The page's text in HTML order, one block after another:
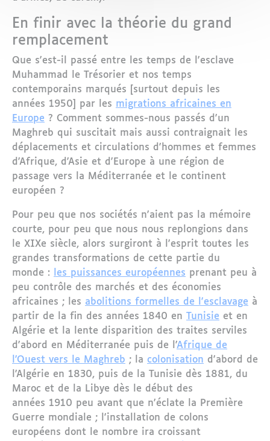
En finir avec la théorie du grand
remplacement
Que s'est-il passé entre les temps de l'esclave
Muhammad le Trésorier et nos temps
contemporains marqués [surtout depuis les
années 1950] par les migrations africaines en
Europe ? Comment sommes-nous passés d'un
Maghreb qui suscitait mais aussi contraignait les
déplacements et circulations d'hommes et femmes
d'Afrique, d'Asie et d'Europe à une région de
passage vers la Méditerranée et le continent
européen ?
Pour peu que nos sociétés n'aient pas la mémoire
courte, pour peu que nous nous replongions dans
le XIXe siècle, alors surgiront à l'esprit toutes les
grandes transformations de cette partie du
monde :
les puissances européennes prenant peu à
peu contrôle des marchés et des économies
africaines ; les abolitions formelles de l'esclavage à
partir de la fin des années 1840 en Tunisie et en
Algérie et la lente disparition des traites serviles
d'abord en Méditerranée puis de l'Afrique de
l'Ouest vers le Maghreb ; la colonisation d'abord de
l'Algérie en 1830, puis de la Tunisie dès 1881, du
Maroc et de la Libye dès le début des
années 1910 peu avant que n'éclate la Première
Guerre mondiale ; l'installation de colons
européens dont le nombre ira croissant